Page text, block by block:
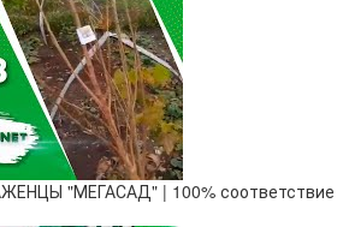
"МЕГАСАД" | 100% соответствие